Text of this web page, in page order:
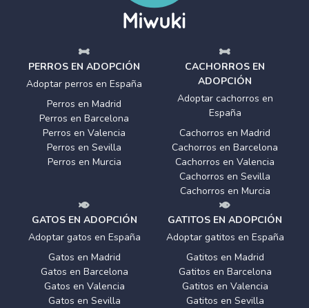
PERROS EN ADOPCIÓN
Adoptar perros en España
Perros en Madrid
Perros en Barcelona
Perros en Valencia
Perros en Sevilla
Perros en Murcia
CACHORROS EN
ADOPCIÓN
Adoptar cachorros en
España
Cachorros en Madrid
Cachorros en Barcelona
Cachorros en Valencia
Cachorros en Sevilla
Cachorros en Murcia
GATOS EN ADOPCIÓN
Adoptar gatos en España
Gatos en Madrid
Gatos en Barcelona
Gatos en Valencia
Gatos en Sevilla
GATITOS EN ADOPCIÓN
Adoptar gatitos en España
Gatitos en Madrid
Gatitos en Barcelona
Gatitos en Valencia
Gatitos en Sevilla